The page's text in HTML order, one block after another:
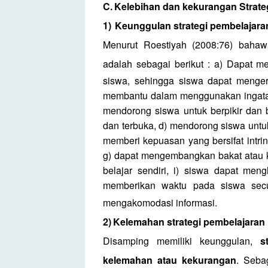
C.Kelebihan dan kekurangan
1) Keunggulan strategi
Menurut Roestiyah (2008:76)
adalah sebagai berikut : a) Dapat
siswa, sehingga siswa dapat
membantu dalam menggunakan
mendorong siswa untuk berpikir
dan terbuka, d) mendorong siswa
memberi kepuasan yang bersifat
g) dapat mengembangkan bakat
belajar sendiri, i) siswa dapat
memberikan waktu pada siswa
mengakomodasi informasi.
2)Kelemahan strategi
Disamping memiliki keunggulan,
kelemahan atau kekurangan.